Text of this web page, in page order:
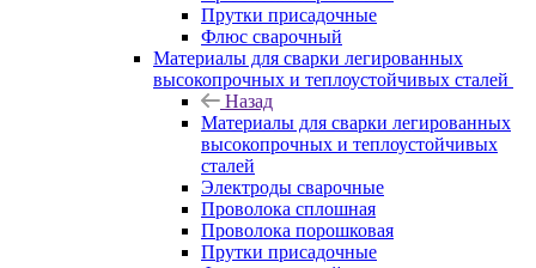
Прутки присадочные
Флюс сварочный
Материалы для сварки легированных
высокопрочных и теплоустойчивых сталей
Назад
Материалы для сварки легированных
высокопрочных и теплоустойчивых
сталей
Электроды сварочные
Проволока сплошная
Проволока порошковая
Прутки присадочные